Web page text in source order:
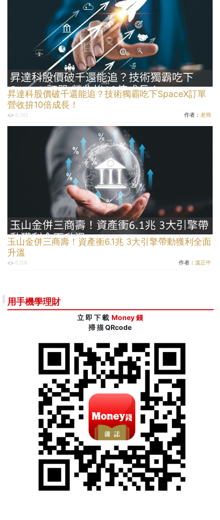
昇達科股價破千還能追？技術獨霸吃下SpaceX訂單
營收拚10倍成長！
6,743 作者： 老簡
玉山金併三商壽！資產衝6.1兆 3大引擎帶動獲利全面
升溫
6,158 作者： 溫正中
用手機學理財
立 即 下 載 Money 錢
掃 描 QRcode